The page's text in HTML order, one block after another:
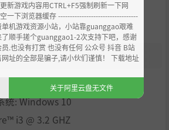
中，并添加装饰品。
统: Windows 10
i3 @ 3.2 GHZ
新游戏内容用CTRL+F5强制刷新一下网
一下浏览器缓存 ----------------------------------
机游戏资源小站，小站靠guanggao艰难
顺手搓个guanggao1-2次支持下吧，感谢
.也没有打赏 也没有任何 公众号 抖音 B站
址的全部是骗子,请小伙们谨慎！ 下载地址
关于阿里云盘无文件